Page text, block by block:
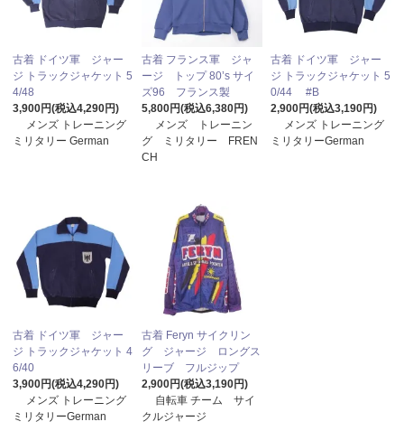
古着 ドイツ軍 ジャー
ジ トラックジャケット 5
4/48
3,900円(税込4,290円)
メンズ トレーニング
ミリタリー German
古着 フランス軍 ジャ
ージ トップ 80’s サイ
ズ96 フランス製
5,800円(税込6,380円)
メンズ トレーニン
グ ミリタリー FREN
CH
古着 ドイツ軍 ジャー
ジ トラックジャケット 5
0/44 #B
2,900円(税込3,190円)
メンズ トレーニング
ミリタリーGerman
古着 ドイツ軍 ジャー
ジ トラックジャケット 4
6/40
3,900円(税込4,290円)
メンズ トレーニング
ミリタリーGerman
古着 Feryn サイクリン
グ ジャージ ロングス
リーブ フルジップ
2,900円(税込3,190円)
自転車 チーム サイ
クルジャージ